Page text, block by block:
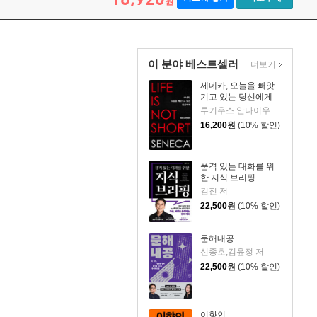
이 분야 베스트셀러
세네카, 오늘을 빼앗
기고 있는 당신에게
루키우스 안나이우스 세네카 저/하와이 대저택 편역
16,200원 (10% 할인)
품격 있는 대화를 위
한 지식 브리핑
김진 저
22,500원 (10% 할인)
문해내공
신종호,김윤정 저
22,500원 (10% 할인)
이향인
더보기